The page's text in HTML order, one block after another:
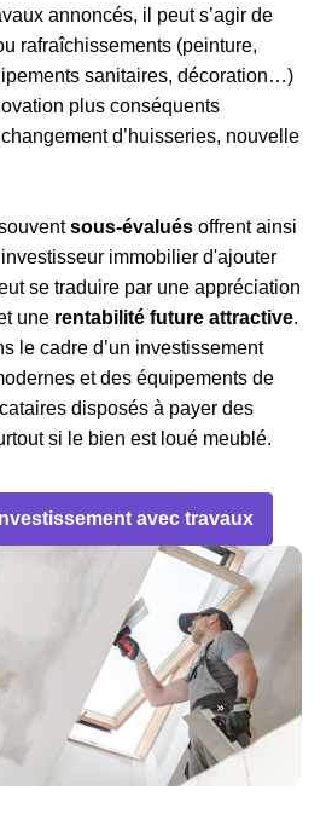
annoncés, il peut s’agir de
rafraîchissements (peinture,
sanitaires, décoration…)
plus conséquents
d’huisseries, nouvelle
sous-évalués offrent ainsi
immobilier d'ajouter
se traduire par une appréciation
une rentabilité future attractive.
le cadre d’un investissement
et des équipements de
disposés à payer des
si le bien est loué meublé.
avec travaux